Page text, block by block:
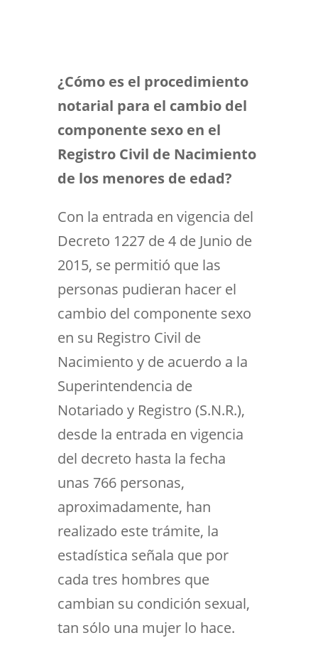
¿Cómo es el procedimiento
notarial para el cambio del
componente sexo en el
Registro Civil de Nacimiento
de los menores de edad?
Con la entrada en vigencia del
Decreto 1227 de 4 de Junio de
2015, se permitió que las
personas pudieran hacer el
cambio del componente sexo
en su Registro Civil de
Nacimiento y de acuerdo a la
Superintendencia de
Notariado y Registro (S.N.R.),
desde la entrada en vigencia
del decreto hasta la fecha
unas 766 personas,
aproximadamente, han
realizado este trámite, la
estadística señala que por
cada tres hombres que
cambian su condición sexual,
tan sólo una mujer lo hace.